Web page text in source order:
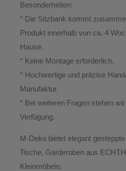
Besonderheiten:
* Die Sitzbank kommt
Produkt innerhalb von ca. 4
Hause.
* Keine Montage erforderlich.
* Hochwertige und präzise
Manufaktur.
* Bei weiteren Fragen stehen
Verfügung.
M-Deko bietet elegant gesteppte
Tische, Garderoben aus
Kleinmöbeln.